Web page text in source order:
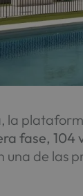
, la
fase, 104
una de las